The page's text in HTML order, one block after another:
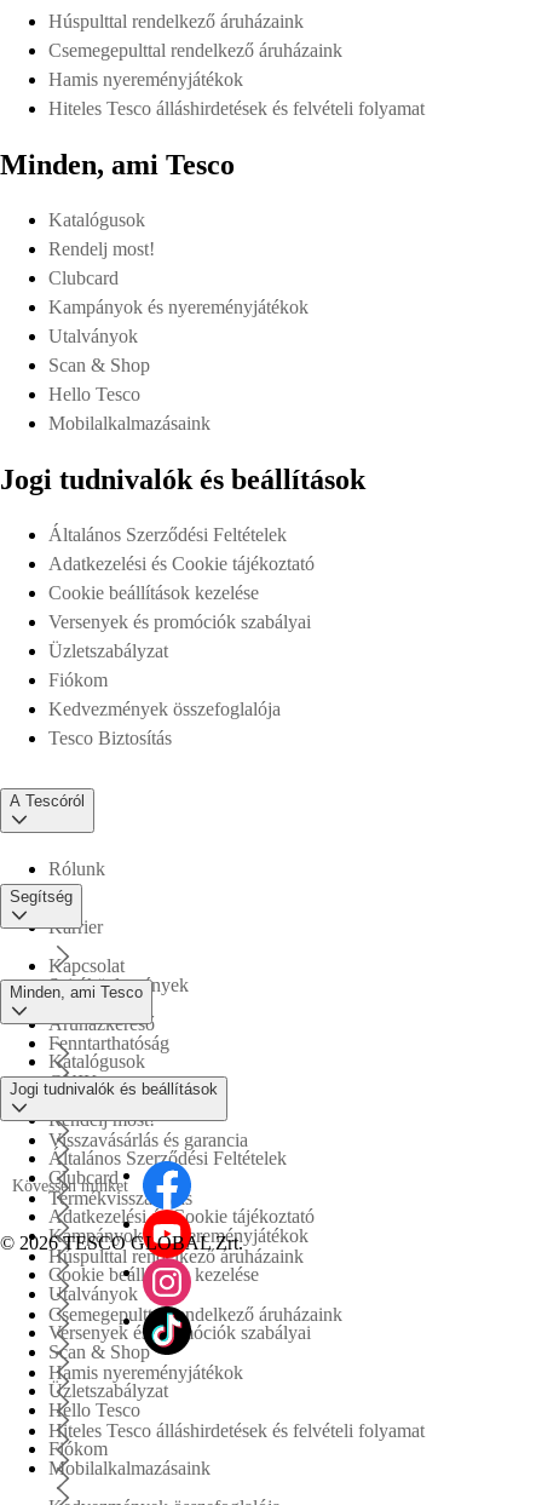
Húspulttal rendelkező áruházaink
Csemegepulttal rendelkező áruházaink
Hamis nyereményjátékok
Hiteles Tesco álláshirdetések és felvételi folyamat
Minden, ami Tesco
Katalógusok
Rendelj most!
Clubcard
Kampányok és nyereményjátékok
Utalványok
Scan & Shop
Hello Tesco
Mobilalkalmazásaink
Jogi tudnivalók és beállítások
Általános Szerződési Feltételek
Adatkezelési és Cookie tájékoztató
Cookie beállítások kezelése
Versenyek és promóciók szabályai
Üzletszabályzat
Fiókom
Kedvezmények összefoglalója
Tesco Biztosítás
A Tescóról
Rólunk
Karrier
Sajtóközlemények
Fenntarthatóság
Tesco PLC
Segítség
Kapcsolat
Áruházkereső
GYIK
Visszavásárlás és garancia
Termékvisszahívás
Húspulttal rendelkező áruházaink
Csemegepulttal rendelkező áruházaink
Hamis nyereményjátékok
Hiteles Tesco álláshirdetések és felvételi folyamat
Minden, ami Tesco
Katalógusok
Rendelj most!
Clubcard
Kampányok és nyereményjátékok
Utalványok
Scan & Shop
Hello Tesco
Mobilalkalmazásaink
Jogi tudnivalók és beállítások
Általános Szerződési Feltételek
Adatkezelési és Cookie tájékoztató
Cookie beállítások kezelése
Versenyek és promóciók szabályai
Üzletszabályzat
Fiókom
Kövessen minket
© 2026 TESCO GLOBAL Zrt.